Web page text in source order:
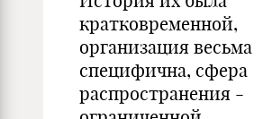
кратковременной,
организация весьма
специфична, сфера
распространения -